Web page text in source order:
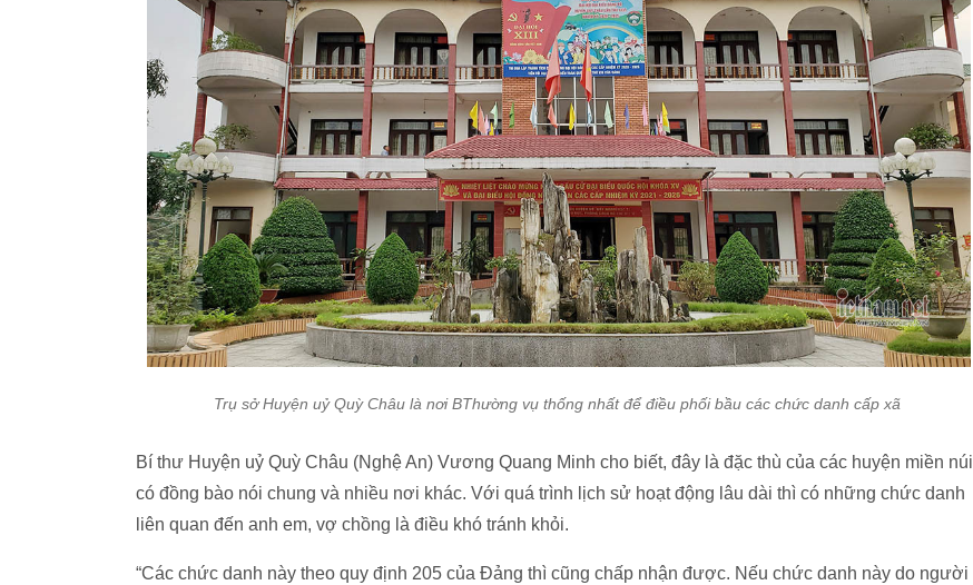
Trụ sở Huyện uỷ Quỳ Châu là nơi BThường vụ thống nhất để điều phối bầu các chức danh cấp xã
Bí thư Huyện uỷ Quỳ Châu (Nghệ An) Vương Quang Minh cho biết, đây là đặc thù của các huyện miền núi
có đồng bào nói chung và nhiều nơi khác. Với quá trình lịch sử hoạt động lâu dài thì có những chức danh
liên quan đến anh em, vợ chồng là điều khó tránh khỏi.
“Các chức danh này theo quy định 205 của Đảng thì cũng chấp nhận được. Nếu chức danh này do người